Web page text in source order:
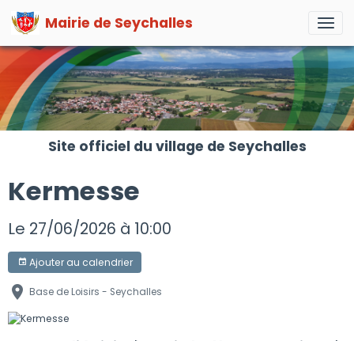
Mairie de Seychalles
Site officiel du village de Seychalles
Kermesse
Le 27/06/2026 à 10:00
Ajouter au calendrier
Base de Loisirs - Seychalles